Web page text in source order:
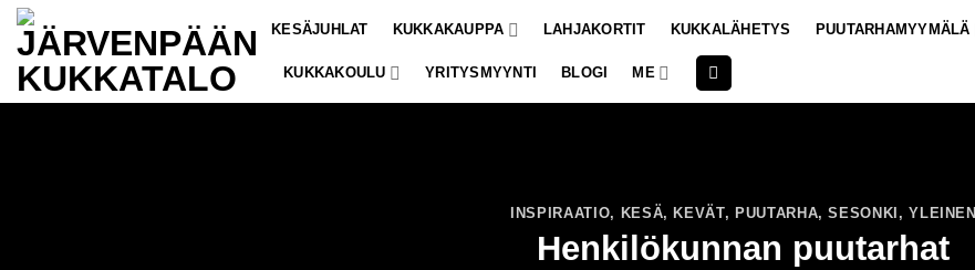
Skip
content
KESÄJUHLAT KUKKAKAUPPA LAHJAKORTIT KUKKALÄHETYS PUUTARHAMYYMÄLÄ
KUKKAKOULU YRITYSMYYNTI BLOGI ME
INSPIRAATIO, KESÄ, KEVÄT, PUUTARHA,SESONKI ,YLEINEN
Henkilökunnan puutarhat